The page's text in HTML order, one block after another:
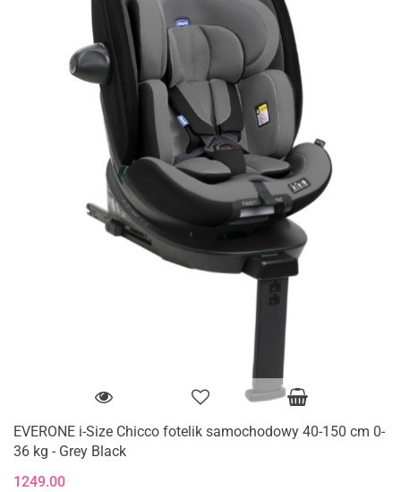
EVERONE i-Size Chicco fotelik samochodowy 40-150 cm 0-
36 kg - Grey Black
1249.00